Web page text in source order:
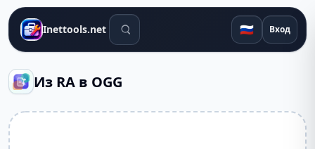
Inettools.net Поиск инструментов 🇷🇺 Вход
Из RA в OGG